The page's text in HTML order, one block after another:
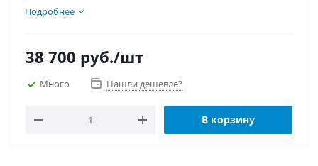
Подробнее
38 700 руб./шт
Много Нашли дешевле?
В корзину